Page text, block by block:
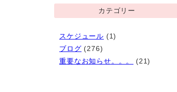
ー
カ
ブ
カテゴリー
スケジュール (1)
ブログ (276)
重要なお知らせ。。。
(21)